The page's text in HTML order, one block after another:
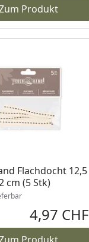
Produkt
Flachdocht 12,5
cm (5 Stk)
nicht lieferbar
4,97 CHF